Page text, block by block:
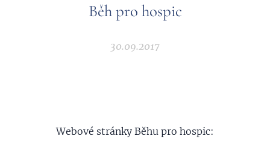
Běh pro hospic
30.09.2017
Webové stránky Běhu pro hospic: